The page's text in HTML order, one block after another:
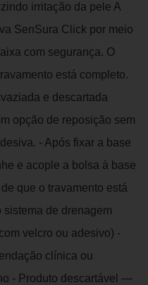
irritação da pele A
SenSura Click por meio
com segurança. O
está completo.
e descartada
opção de reposição sem
- Após fixar a base
e acople a bolsa à base
que o travamento está
sistema de drenagem
velcro ou adesivo) -
clínica ou
- Produto descartável —